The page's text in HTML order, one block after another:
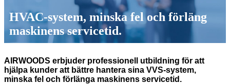
HVAC-system, minska fel och förläng
maskinens servicetid.
AIRWOODS erbjuder professionell utbildning för att
hjälpa kunder att bättre hantera sina VVS-system,
minska fel och förlänga maskinens servicetid.